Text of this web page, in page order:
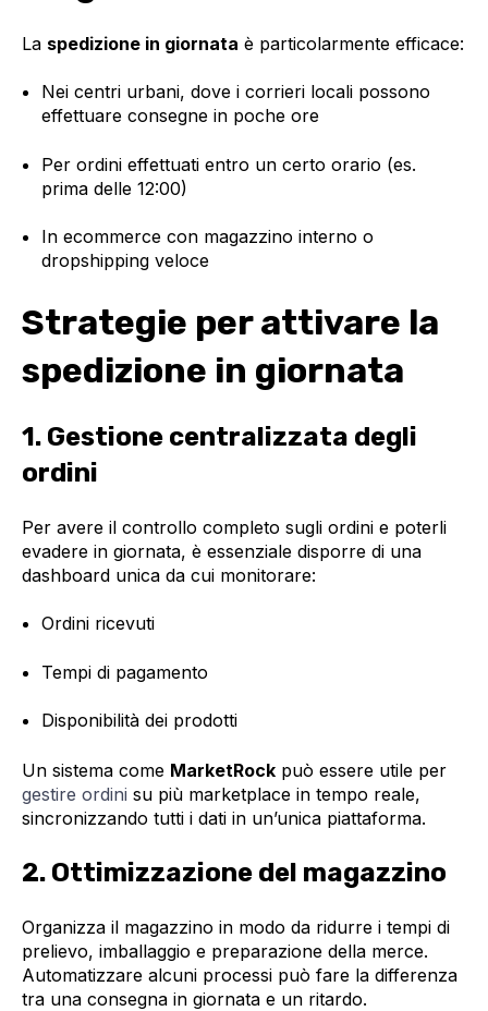
La spedizione in giornata è particolarmente efficace:
Nei centri urbani, dove i corrieri locali possono
effettuare consegne in poche ore
Per ordini effettuati entro un certo orario (es.
prima delle 12:00)
In ecommerce con magazzino interno o
dropshipping veloce
Strategie per attivare la
spedizione in giornata
1. Gestione centralizzata degli
ordini
Per avere il controllo completo sugli ordini e poterli
evadere in giornata, è essenziale disporre di una
dashboard unica da cui monitorare:
Ordini ricevuti
Tempi di pagamento
Disponibilità dei prodotti
Un sistema come MarketRock può essere utile per
gestire ordini su più marketplace in tempo reale,
sincronizzando tutti i dati in un’unica piattaforma.
2. Ottimizzazione del magazzino
Organizza il magazzino in modo da ridurre i tempi di
prelievo, imballaggio e preparazione della merce.
Automatizzare alcuni processi può fare la differenza
tra una consegna in giornata e un ritardo.